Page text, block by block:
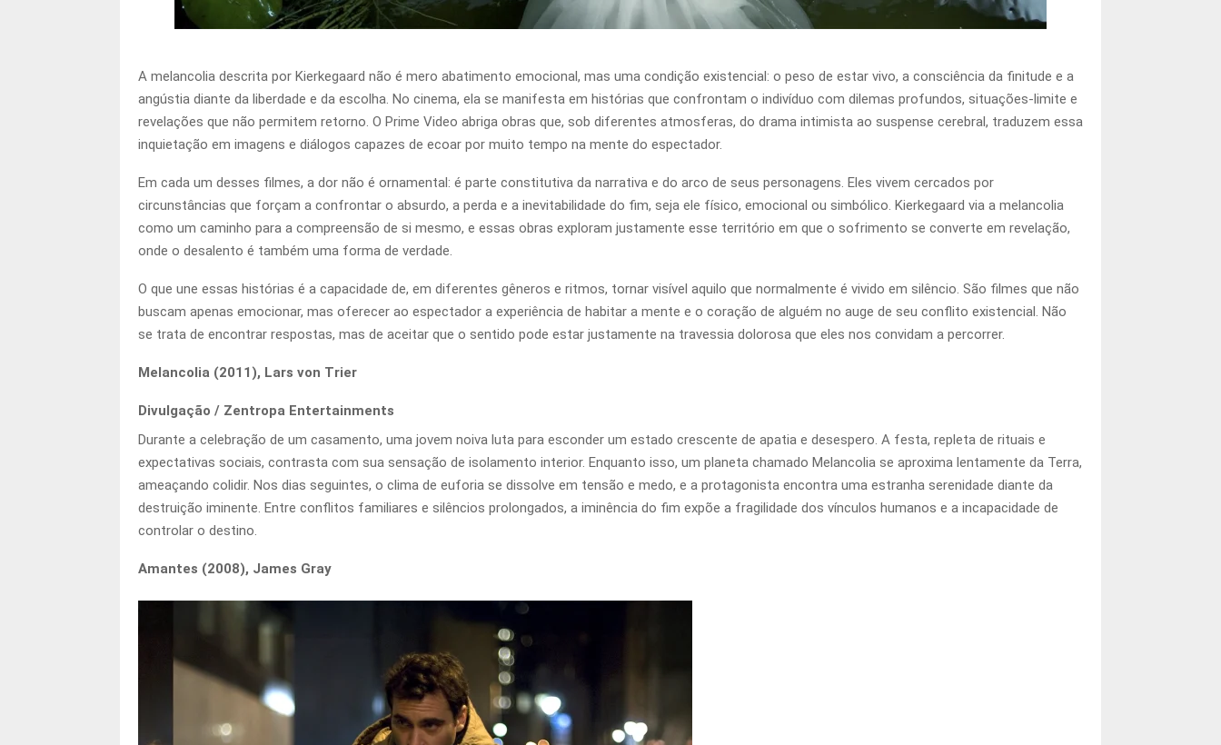
A melancolia descrita por Kierkegaard não é mero abatimento emocional, mas uma condição existencial: o peso de estar vivo, a consciência da finitude e a
angústia diante da liberdade e da escolha. No cinema, ela se manifesta em histórias que confrontam o indivíduo com dilemas profundos, situações-limite e
revelações que não permitem retorno. O Prime Video abriga obras que, sob diferentes atmosferas, do drama intimista ao suspense cerebral, traduzem essa
inquietação em imagens e diálogos capazes de ecoar por muito tempo na mente do espectador.
Em cada um desses filmes, a dor não é ornamental: é parte constitutiva da narrativa e do arco de seus personagens. Eles vivem cercados por
circunstâncias que forçam a confrontar o absurdo, a perda e a inevitabilidade do fim, seja ele físico, emocional ou simbólico. Kierkegaard via a melancolia
como um caminho para a compreensão de si mesmo, e essas obras exploram justamente esse território em que o sofrimento se converte em revelação,
onde o desalento é também uma forma de verdade.
O que une essas histórias é a capacidade de, em diferentes gêneros e ritmos, tornar visível aquilo que normalmente é vivido em silêncio. São filmes que não
buscam apenas emocionar, mas oferecer ao espectador a experiência de habitar a mente e o coração de alguém no auge de seu conflito existencial. Não
se trata de encontrar respostas, mas de aceitar que o sentido pode estar justamente na travessia dolorosa que eles nos convidam a percorrer.
Melancolia (2011), Lars von Trier
Divulgação / Zentropa Entertainments
Durante a celebração de um casamento, uma jovem noiva luta para esconder um estado crescente de apatia e desespero. A festa, repleta de rituais e
expectativas sociais, contrasta com sua sensação de isolamento interior. Enquanto isso, um planeta chamado Melancolia se aproxima lentamente da Terra,
ameaçando colidir. Nos dias seguintes, o clima de euforia se dissolve em tensão e medo, e a protagonista encontra uma estranha serenidade diante da
destruição iminente. Entre conflitos familiares e silêncios prolongados, a iminência do fim expõe a fragilidade dos vínculos humanos e a incapacidade de
controlar o destino.
Amantes (2008), James Gray